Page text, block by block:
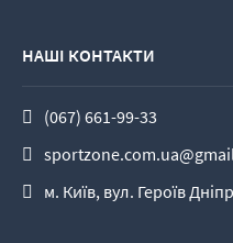
НАШІ КОНТАКТИ
(067) 661-99-33
м. Київ, вул. Героїв